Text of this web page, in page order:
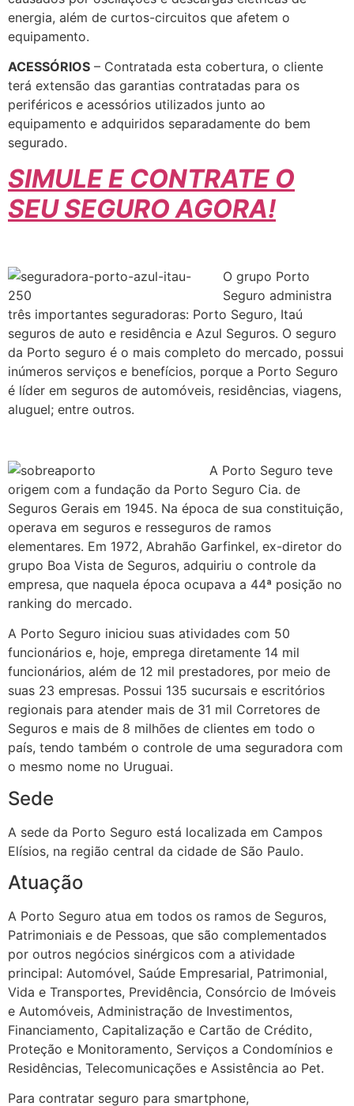
energia, além de curtos-circuitos que afetem o
equipamento.
ACESSÓRIOS – Contratada esta cobertura, o cliente
terá extensão das garantias contratadas para os
periféricos e acessórios utilizados junto ao
equipamento e adquiridos separadamente do bem
segurado.
SIMULE E CONTRATE O
SEU SEGURO AGORA!
O grupo Porto
Seguro administra
três importantes seguradoras: Porto Seguro, Itaú
seguros de auto e residência e Azul Seguros. O seguro
da Porto seguro é o mais completo do mercado, possui
inúmeros serviços e benefícios, porque a Porto Seguro
é líder em seguros de automóveis, residências, viagens,
aluguel; entre outros.
A Porto Seguro teve
origem com a fundação da Porto Seguro Cia. de
Seguros Gerais em 1945. Na época de sua constituição,
operava em seguros e resseguros de ramos
elementares. Em 1972, Abrahão Garfinkel, ex-diretor do
grupo Boa Vista de Seguros, adquiriu o controle da
empresa, que naquela época ocupava a 44ª posição no
ranking do mercado.
A Porto Seguro iniciou suas atividades com 50
funcionários e, hoje, emprega diretamente 14 mil
funcionários, além de 12 mil prestadores, por meio de
suas 23 empresas. Possui 135 sucursais e escritórios
regionais para atender mais de 31 mil Corretores de
Seguros e mais de 8 milhões de clientes em todo o
país, tendo também o controle de uma seguradora com
o mesmo nome no Uruguai.
Sede
A sede da Porto Seguro está localizada em Campos
Elísios, na região central da cidade de São Paulo.
Atuação
A Porto Seguro atua em todos os ramos de Seguros,
Patrimoniais e de Pessoas, que são complementados
por outros negócios sinérgicos com a atividade
principal: Automóvel, Saúde Empresarial, Patrimonial,
Vida e Transportes, Previdência, Consórcio de Imóveis
e Automóveis, Administração de Investimentos,
Financiamento, Capitalização e Cartão de Crédito,
Proteção e Monitoramento, Serviços a Condomínios e
Residências, Telecomunicações e Assistência ao Pet.
Para contratar seguro para smartphone,